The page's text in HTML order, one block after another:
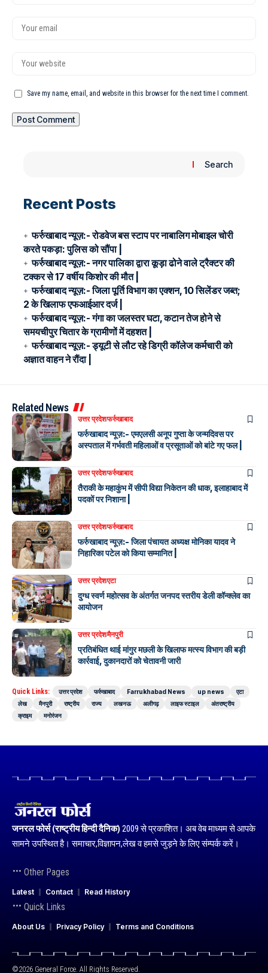
Save my name, email, and website in this browser for the next time I comment.
Search
Recent Posts
फर्रुखाबाद न्यूज़:- रोडवेज बस स्टाप पर नाबालिग मोबाइल चोरी
करते पकड़ा: पुलिस को सौंपा |
फर्रुखाबाद न्यूज़:- नगर पालिका द्वारा कूड़ा ढोने वाले ट्रैक्टर की
टक्कर से 17 वर्षीय किशोर की मौत |
फर्रुखाबाद न्यूज़:- जिला पूर्ति विभाग का एक्शन, 10 सिलेंडर जब्त;
2 के खिलाफ एफआईआर दर्ज |
फर्रुखाबाद न्यूज़:- गंगा का जलस्तर घटा, कटान तेज होने से
समयचीपुर चितार के ग्रामीणों में दहशत |
फर्रुखाबाद न्यूज़:- ड्यूटी से लौट रहे डिग्री कॉलेज कर्मचारी को
अज्ञात वाहन ने रौंदा |
Related News
उत्तर प्रदेशफर्रुखाबाद
फर्रुखाबाद न्यूज़:- एमएलसी अनूप गुप्ता के जन्मदिवस पर
अस्पताल में गर्भवती महिलाओं व प्रसूताओं को बांटे गए फल |
उत्तर प्रदेशफर्रुखाबाद
तैराकी के महाकुंभ में सीपी विद्या निकेतन की धाक, इलाहाबाद में
पदकों पर निशाना |
उत्तर प्रदेशफर्रुखाबाद
फर्रुखाबाद न्यूज़:- जिला पंचायत अध्यक्ष मोनिका यादव ने
निहारिका पटेल को किया सम्मानित |
उत्तर प्रदेशएटा
दुग्ध स्वर्ण महोत्सव के अंतर्गत जनपद स्तरीय डेली कॉन्क्लेव का
आयोजन
उत्तर प्रदेशमैनपुरी
प्रतिबंधित थाई मांगुर मछली के खिलाफ मत्स्य विभाग की बड़ी
कार्रवाई, दुकानदारों को चेतावनी जारी
Quick Links: उत्तर प्रदेश फर्रुखाबाद Farrukhabad News up news
एटा
लेख
मैनपुरी राष्ट्रीय राज्य लखनऊ अलीगढ़ लाइफ स्टाइल
अंतराष्ट्रीय
क्राइम
मनोरंजन
जनरल फोर्स (राष्ट्रीय हिन्दी दैनिक) 2009 से प्रकाशित। अब वेब माध्यम से आपके
सामने उपस्थित है। समाचार,विज्ञापन,लेख व हमसे जुड़ने के लिए संम्पर्क करें।
Other Pages
Latest Contact Read History
Quick Links
About Us Privacy Policy Terms and Conditions
©2026 General Force. All Rights Reserved.